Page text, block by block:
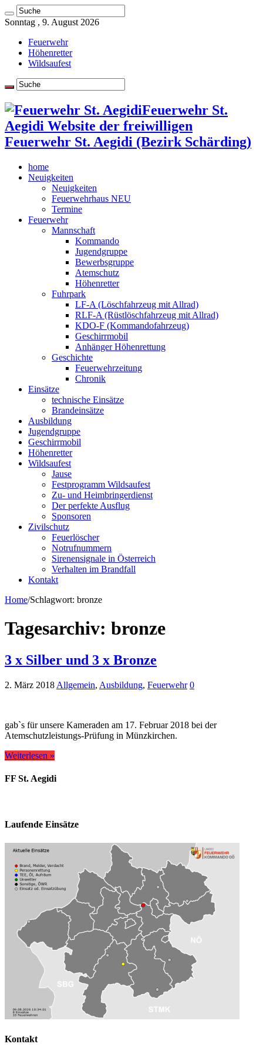
Sonntag , 9. August 2026
Feuerwehr
Höhenretter
Wildsaufest
Feuerwehr St.
Aegidi Website der freiwilligen
Feuerwehr St. Aegidi (Bezirk Schärding)
home
Neuigkeiten
Neuigkeiten
Feuerwehrhaus NEU
Termine
Feuerwehr
Mannschaft
Kommando
Jugendgruppe
Bewerbsgruppe
Atemschutz
Höhenretter
Fuhrpark
LF-A (Löschfahrzeug mit Allrad)
RLF-A (Rüstlöschfahrzeug mit Allrad)
KDO-F (Kommandofahrzeug)
Geschirrmobil
Anhänger Höhenrettung
Geschichte
Feuerwehrzeitung
Chronik
Einsätze
technische Einsätze
Brandeinsätze
Ausbildung
Jugendgruppe
Geschirrmobil
Höhenretter
Wildsaufest
Jause
Festprogramm Wildsaufest
Zu- und Heimbringerdienst
Der perfekte Ausflug
Sponsoren
Zivilschutz
Feuerlöscher
Notrufnummern
Sirenensignale in Österreich
Verhalten im Brandfall
Kontakt
Home/Schlagwort: bronze
Tagesarchiv: bronze
3 x Silber und 3 x Bronze
2. März 2018 Allgemein, Ausbildung, Feuerwehr 0
gab`s für unsere Kameraden am 17. Februar 2018 bei der
Atemschutzleistungs-Prüfung in Münzkirchen.
Weiterlesen »
FF St. Aegidi
Laufende Einsätze
Kontakt